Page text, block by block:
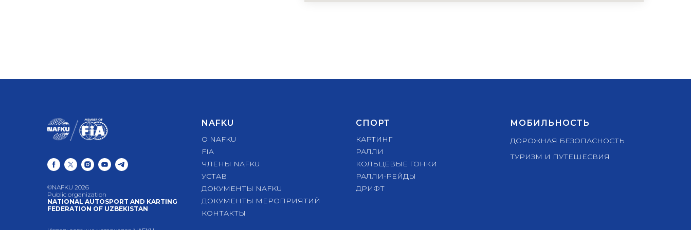
©NAFKU 2026
Public organization
NATIONAL AUTOSPORT AND KARTING
FEDERATION OF UZBEKISTAN
NAFKU
О NAFKU
FIA
ЧЛЕНЫ NAFKU
УСТАВ
ДОКУМЕНТЫ NAFKU
ДОКУМЕНТЫ МЕРОПРИЯТИЙ
КОНТАКТЫ
СПОРТ
КАРТИНГ
РАЛЛИ
КОЛЬЦЕВЫЕ ГОНКИ
РАЛЛИ-РЕЙДЫ
ДРИФТ
МОБИЛЬНОСТЬ
ДОРОЖНАЯ БЕЗОПАСНОСТЬ
ТУРИЗМ И ПУТЕШЕСВИЯ